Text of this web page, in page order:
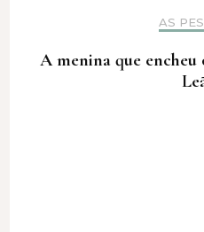
AS
A menina que